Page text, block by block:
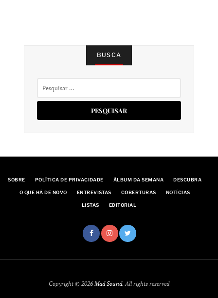
BUSCA
SOBRE POLÍTICA DE PRIVACIDADE ÁLBUM DA SEMANA DESCUBRA
O QUE HÁ DE NOVO ENTREVISTAS COBERTURAS NOTÍCIAS
LISTAS EDITORIAL
Copyright © 2026Mad Sound. All rights reserved